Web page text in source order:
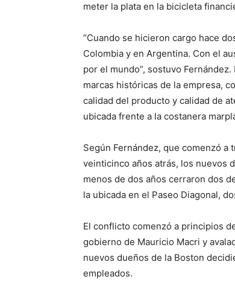
meter la plata en la bicicleta
“Cuando se hicieron cargo hace
Colombia y en Argentina. Con el
por el mundo”, sostuvo
marcas históricas de la empresa,
calidad del producto y calidad de
ubicada frente a la costanera
Según Fernández, que comenzó a
veinticinco años atrás, los nuevos
menos de dos años cerraron dos
la ubicada en el Paseo Diagonal,
El conflicto comenzó a principios
gobierno de Mauricio Macri y
nuevos dueños de la Boston
empleados.